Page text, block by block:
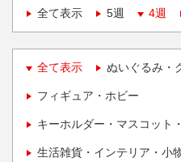
全て表示
5週 4週
全て表示 ぬいぐるみ・
フィギュア・ホビー
キーホルダー・マスコット
生活雑貨・インテリア・小